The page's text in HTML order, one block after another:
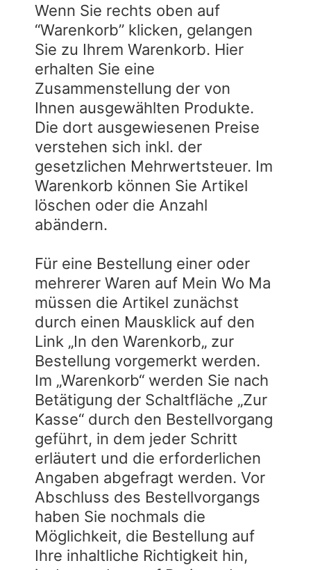
Wenn Sie rechts oben auf
“Warenkorb” klicken, gelangen
Sie zu Ihrem Warenkorb. Hier
erhalten Sie eine
Zusammenstellung der von
Ihnen ausgewählten Produkte.
Die dort ausgewiesenen Preise
verstehen sich inkl. der
gesetzlichen Mehrwertsteuer. Im
Warenkorb können Sie Artikel
löschen oder die Anzahl
abändern.
Für eine Bestellung einer oder
mehrerer Waren auf Mein Wo Ma
müssen die Artikel zunächst
durch einen Mausklick auf den
Link „In den Warenkorb„ zur
Bestellung vorgemerkt werden.
Im „Warenkorb“ werden Sie nach
Betätigung der Schaltfläche „Zur
Kasse“ durch den Bestellvorgang
geführt, in dem jeder Schritt
erläutert und die erforderlichen
Angaben abgefragt werden. Vor
Abschluss des Bestellvorgangs
haben Sie nochmals die
Möglichkeit, die Bestellung auf
Ihre inhaltliche Richtigkeit hin,